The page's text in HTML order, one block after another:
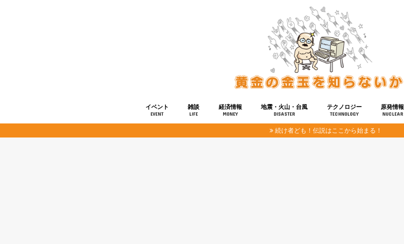
イベント
EVENT
雑談
LIFE
経済情報
MONEY
地震・火山・台風
DISASTER
テクノロジー
TECHNOLOGY
健康
宇宙
原発情報
NUCLEAR
続け者ども！伝説はここから始まる！